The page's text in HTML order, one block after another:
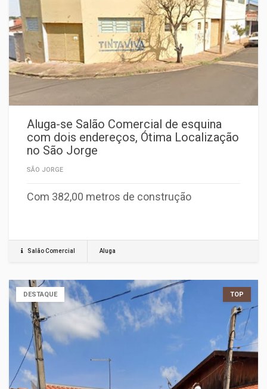
Aluga-se Salão Comercial de esquina
com dois endereços, Ótima Localização
no São Jorge
SÃO JORGE
Com 382,00 metros de construção
Salão Comercial Aluga
DESTAQUE TOP